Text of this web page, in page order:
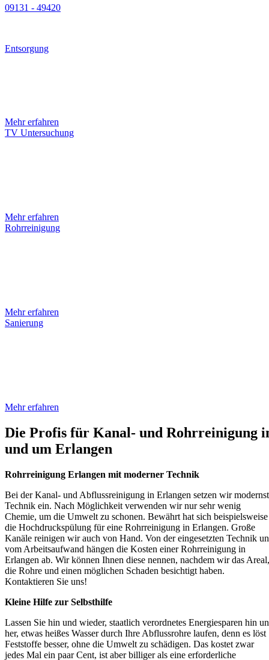
09131 - 49420
Entsorgung
Mehr erfahren
TV Untersuchung
Mehr erfahren
Rohrreinigung
Mehr erfahren
Sanierung
Mehr erfahren
Die Profis für Kanal- und Rohrreinigung
und um Erlangen
Rohrreinigung Erlangen mit moderner Technik
Bei der Kanal- und Abflussreinigung in Erlangen setzen wir
Technik ein. Nach Möglichkeit verwenden wir nur sehr wenig
Chemie, um die Umwelt zu schonen. Bewährt hat sich beispielsweise
die Hochdruckspülung für eine Rohrreinigung in Erlangen. Große
Kanäle reinigen wir auch von Hand. Von der eingesetzten Technik
vom Arbeitsaufwand hängen die Kosten einer Rohrreinigung in
Erlangen ab. Wir können Ihnen diese nennen, nachdem wir das Areal,
die Rohre und einen möglichen Schaden besichtigt haben.
Kontaktieren Sie uns!
Kleine Hilfe zur Selbsthilfe
Lassen Sie hin und wieder, staatlich verordnetes Energiesparen hin
her, etwas heißes Wasser durch Ihre Abflussrohre laufen, denn es löst
Feststoffe besser, ohne die Umwelt zu schädigen. Das kostet zwar
jedes Mal ein paar Cent, ist aber billiger als eine erforderliche